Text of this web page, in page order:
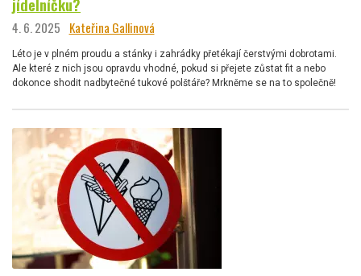
jídelníčku?
4. 6. 2025 Kateřina Gallinová
Léto je v plném proudu a stánky i zahrádky přetékají čerstvými dobrotami.
Ale které z nich jsou opravdu vhodné, pokud si přejete zůstat fit a nebo
dokonce shodit nadbytečné tukové polštáře? Mrkněme se na to společně!